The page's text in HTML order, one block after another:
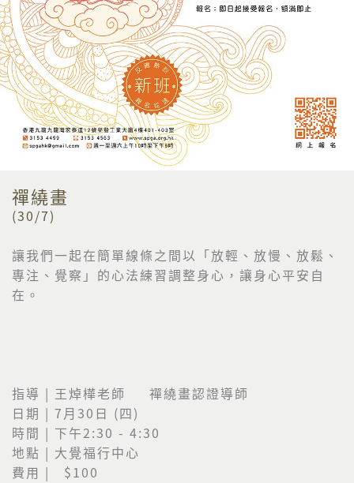
禪繞畫
(30/7)
讓我們一起在簡單線條之間以「放輕、放慢、放鬆、
專注、覺察」的心法練習調整身心，讓身心平安自
在。
指導 | 王焯樺老師 禪繞畫認證導師
日期 | 7月30日 (四)
時間 | 下午2:30 - 4:30
地點 | 大覺福行中心
費用 | $100